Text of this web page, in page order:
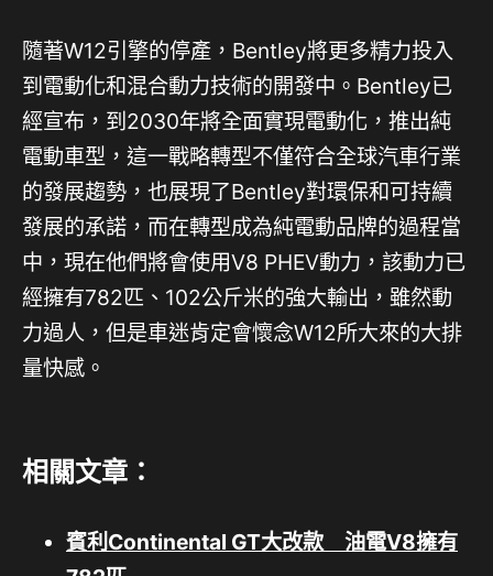
隨著W12引擎的停產，Bentley將更多精力投入
到電動化和混合動力技術的開發中。Bentley已
經宣布，到2030年將全面實現電動化，推出純
電動車型，這一戰略轉型不僅符合全球汽車行業
的發展趨勢，也展現了Bentley對環保和可持續
發展的承諾，而在轉型成為純電動品牌的過程當
中，現在他們將會使用V8 PHEV動力，該動力已
經擁有782匹、102公斤米的強大輸出，雖然動
力過人，但是車迷肯定會懷念W12所大來的大排
量快感。
相關文章：
賓利Continental GT大改款 油電V8擁有